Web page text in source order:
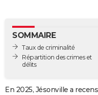
GUIDES D'ACHAT
BONS PLANS
Carte de Noël
Carte Bonne année
Carte Saint-Valentin
Carte Pâques
Carte d'anniversaire
DICTIONNAIRE
SOMMAIRE
Taux de criminalité
Répartition des crimes et
délits
En 2025, Jésonville a